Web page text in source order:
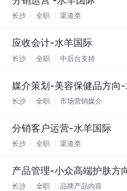
长沙 全职 渠道类
应收会计-水羊国际
长沙 全职 中后台支持
媒介策划-美容保健品方向
长沙 全职 市场营销媒介
分销客户运营-水羊国际
长沙 全职 渠道类
产品管理-小众高端护肤方
长沙 全职 品牌产品内容